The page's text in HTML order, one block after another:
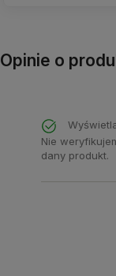
Opinie o
Nie
dany produkt.